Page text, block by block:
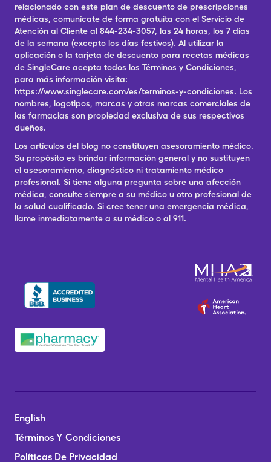
relacionado con este plan de descuento de prescripciones
médicas, comunícate de forma gratuita con el Servicio de
Atención al Cliente al 844-234-3057, las 24 horas, los 7 días
de la semana (excepto los días festivos). Al utilizar la
aplicación o la tarjeta de descuento para recetas médicas
de SingleCare acepta todos los Términos y Condiciones,
para más información visita:
https://www.singlecare.com/es/terminos-y-condiciones. Los
nombres, logotipos, marcas y otras marcas comerciales de
las farmacias son propiedad exclusiva de sus respectivos
dueños.
Los artículos del blog no constituyen asesoramiento médico.
Su propósito es brindar información general y no sustituyen
el asesoramiento, diagnóstico ni tratamiento médico
profesional. Si tiene alguna pregunta sobre una afección
médica, consulte siempre a su médico u otro profesional de
la salud cualificado. Si cree tener una emergencia médica,
llame inmediatamente a su médico o al 911.
English
Términos Y Condiciones
Políticas De Privacidad